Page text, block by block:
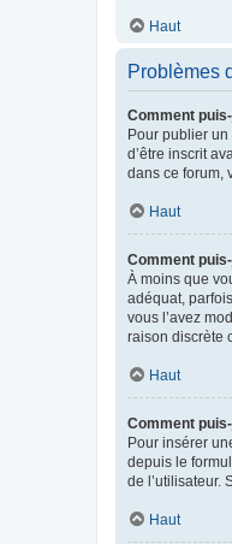
Haut
Problèmes
Comment
Pour publier
d’être inscrit
dans ce forum,
Haut
Comment
À moins que
adéquat,
vous l’avez
raison discrète
Haut
Comment
Pour insérer
depuis le
de l’utilisateur.
Haut